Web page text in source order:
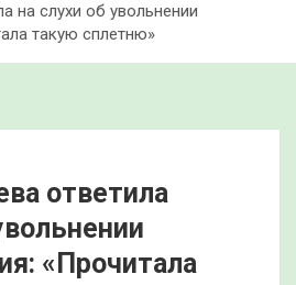
на слухи об увольнении
такую сплетню»
ответила
«Прочитала